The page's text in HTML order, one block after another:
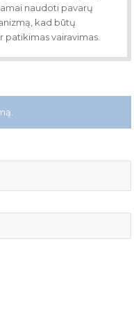
naudoti pavarų
kad būtų
patikimas vairavimas.